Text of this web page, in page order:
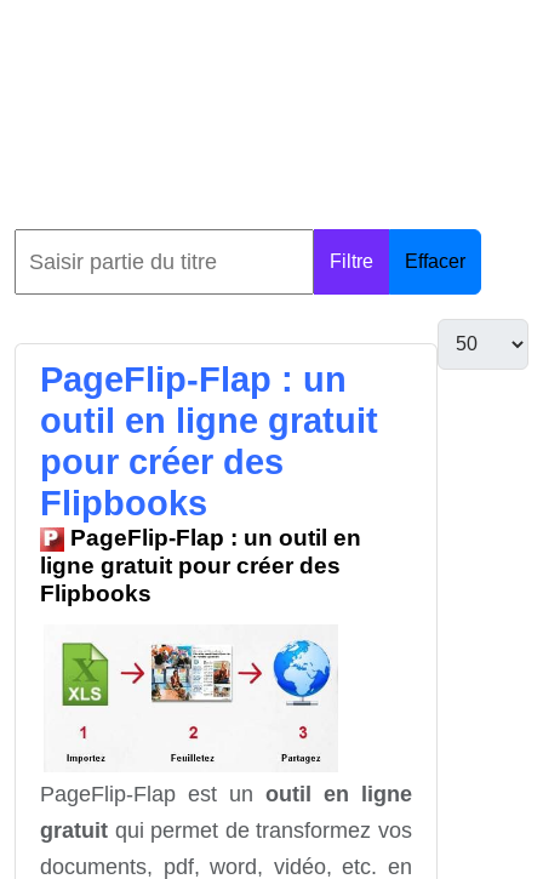
Filtre Effacer
PageFlip-Flap : un
outil en ligne gratuit
pour créer des
Flipbooks
PageFlip-Flap : un outil en
ligne gratuit pour créer des
Flipbooks
PageFlip-Flap est un outil en ligne
gratuit qui permet de transformez vos
documents, pdf, word, vidéo, etc. en